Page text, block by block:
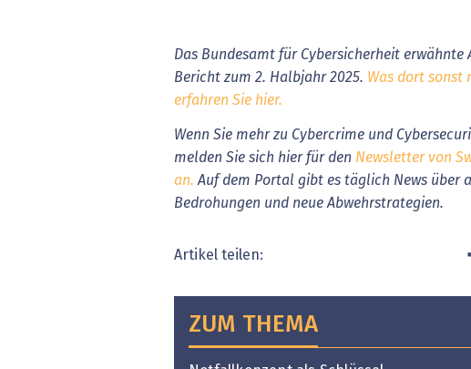
Das Bundesamt für Cybersicherheit erwähnte
Bericht zum 2. Halbjahr 2025. Was dort sonst
erfahren Sie hier.
Wenn Sie mehr zu Cybercrime und
melden Sie sich hier für den Newsletter von
an. Auf dem Portal gibt es täglich News über
Bedrohungen und neue Abwehrstrategien.
Artikel teilen:
ZUM THEMA